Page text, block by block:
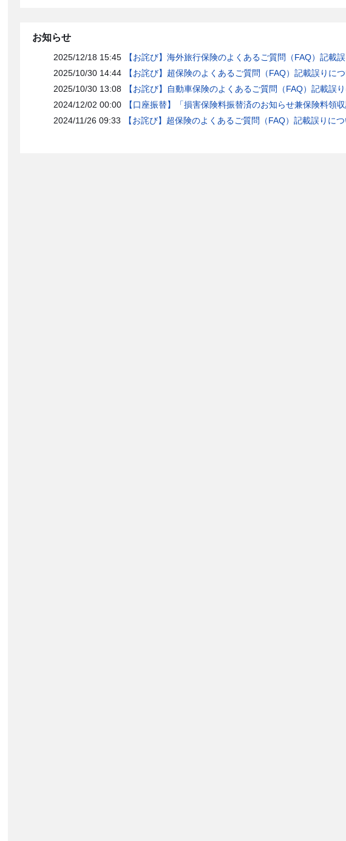
お知らせ
2025/12/18 15:45
【お詫び】海外旅行保険のよくあるご質問（FAQ）記載
2025/10/30 14:44
【お詫び】超保険のよくあるご質問（FAQ）記載誤りに
2025/10/30 13:08
【お詫び】自動車保険のよくあるご質問（FAQ）記載誤
2024/12/02 00:00
【口座振替】「損害保険料振替済のお知らせ兼保険料領
2024/11/26 09:33
【お詫び】超保険のよくあるご質問（FAQ）記載誤りに